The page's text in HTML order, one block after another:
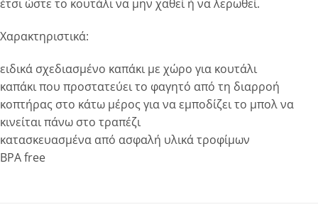
έτσι ώστε το κουτάλι να μην χαθεί ή να λερωθεί.
Χαρακτηριστικά:
ειδικά σχεδιασμένο καπάκι με χώρο για κουτάλι
καπάκι που προστατεύει το φαγητό από τη διαρροή
κοπτήρας στο κάτω μέρος για να εμποδίζει το μπολ να
κινείται πάνω στο τραπέζι
κατασκευασμένα από ασφαλή υλικά τροφίμων
BPA free